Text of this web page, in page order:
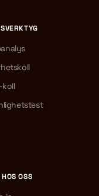
koll
OSS